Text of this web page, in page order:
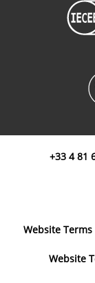
+33 4 81
Website Terms
Website